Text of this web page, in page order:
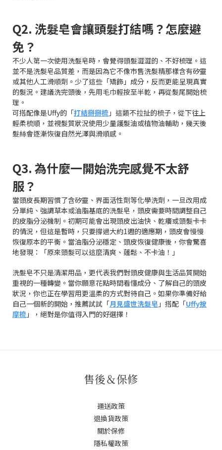
Q2. 洗髮皂會讓頭髮打結嗎？怎麼避
免？
不少人第一次使用洗髮皂時，會覺得頭髮澀澀的、不好梳理。這
並不是洗髮皂品質差，而是因為它不像市售洗髮精那樣含有矽靈
或其他人工滑順劑。少了這些「矯飾」成分，反而更能呈現真實
的髮況。建議洗完頭後，先用毛巾輕按至半乾，再從髮尾開始梳
理。
可搭配像是Uffy的「打結掰掰梳 」這類不拉扯的梳子，從下往上
輕柔梳順，並視髮質狀況使用少量護髮油或植物油輔助，幾天後
髮絲會逐漸恢復自然光澤與滑順感。
Q3. 為什麼一開始洗完感覺不太舒
服？
當頭皮長期習慣了含矽靈、界面活性劑等化學洗劑，一旦改用成
分單純、強調草本或油脂基底的洗髮皂，頭皮需要時間調整自己
的皮脂分泌機制。初期可能會出現頭皮出油快、乾癢或頭髮卡卡
的情況，但這是暫時，只要撐過大約1週的適應期，頭皮會慢慢
恢復原本的平衡。當油脂分泌穩定、頭皮恢復健康後，你會驚喜
地發現：「原來頭髮可以這麼清爽、蓬鬆、不卡油！」
洗髮皂不只是清潔用品，更代表我們對頭皮健康與生活品質開始
重視的一種轉變。當你願意花點時間看懂成分、了解自己的頭皮
狀況，你也正在學習用更溫柔的方式對待自己。如果你準備好給
自己一個新的開始，推薦試試「月見盛世洗髮皂 」搭配「Uffy按
摩梳 」，絕對是你值得入門的好選擇！
售後＆保修
運送政策
退換貨政策
關於保修
隱私權政策